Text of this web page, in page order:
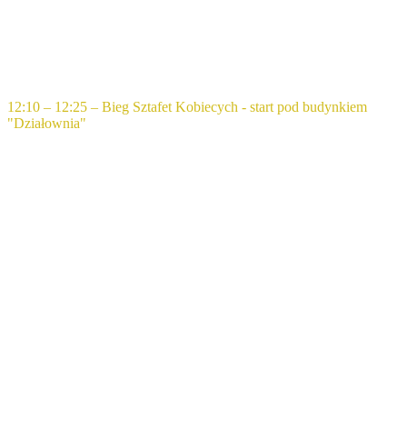
12:10 – 12:25 – Bieg Sztafet Kobiecych - start pod budynkiem
"Działownia"